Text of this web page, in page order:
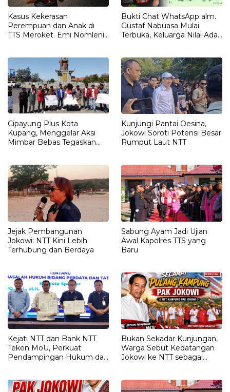
Kasus Kekerasan
Perempuan dan Anak di
TTS Meroket. Emi Nomleni :
Bukti Chat WhatsApp alm.
Gustaf Nabuasa Mulai
Terbuka, Keluarga Nilai Ada
Cipayung Plus Kota
Kupang, Menggelar Aksi
Mimbar Bebas Tegaskan
Kepada JOKO WIDODO
Kunjungi Pantai Oesina,
Jokowi Soroti Potensi Besar
Rumput Laut NTT
Jejak Pembangunan
Jokowi: NTT Kini Lebih
Terhubung dan Berdaya
Sabung Ayam Jadi Ujian
Awal Kapolres TTS yang
Baru
Kejati NTT dan Bank NTT
Teken MoU, Perkuat
Pendampingan Hukum dan
Bukan Sekadar Kunjungan,
Warga Sebut Kedatangan
Jokowi ke NTT sebagai